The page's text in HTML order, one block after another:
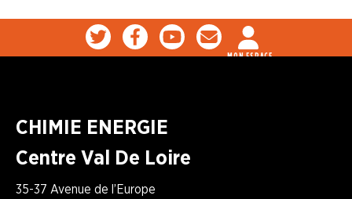
MON ESPACE
CHIMIE ENERGIE
Centre Val De Loire
35-37 Avenue de l’Europe